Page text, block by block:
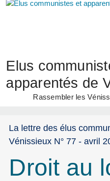
Elus
apparentés de
Rassembler les
La lettre des élus
Vénissieux N° 77 - avril
Droit au